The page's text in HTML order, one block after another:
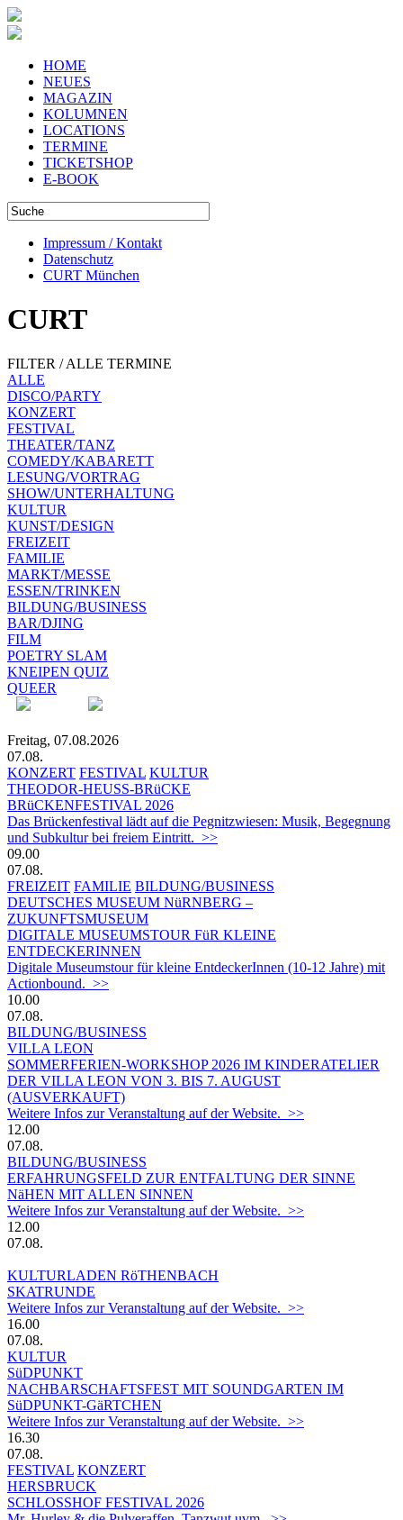
HOME
NEUES
MAGAZIN
KOLUMNEN
LOCATIONS
TERMINE
TICKETSHOP
E-BOOK
Impressum / Kontakt
Datenschutz
CURT München
CURT
FILTER / ALLE TERMINE
ALLE
DISCO/PARTY
KONZERT
FESTIVAL
THEATER/TANZ
COMEDY/KABARETT
LESUNG/VORTRAG
SHOW/UNTERHALTUNG
KULTUR
KUNST/DESIGN
FREIZEIT
FAMILIE
MARKT/MESSE
ESSEN/TRINKEN
BILDUNG/BUSINESS
BAR/DJING
FILM
POETRY SLAM
KNEIPEN QUIZ
QUEER
Freitag, 07.08.2026
07.08.
KONZERT FESTIVAL KULTUR
THEODOR-HEUSS-BRüCKE
BRüCKENFESTIVAL 2026
Das Brückenfestival lädt auf die Pegnitzwiesen: Musik, Begegnung
und Subkultur bei freiem Eintritt. >>
09.00
07.08.
FREIZEIT FAMILIE BILDUNG/BUSINESS
DEUTSCHES MUSEUM NüRNBERG –
ZUKUNFTSMUSEUM
DIGITALE MUSEUMSTOUR FüR KLEINE
ENTDECKERINNEN
Digitale Museumstour für kleine EntdeckerInnen (10-12 Jahre) mit
Actionbound. >>
10.00
07.08.
BILDUNG/BUSINESS
VILLA LEON
SOMMERFERIEN-WORKSHOP 2026 IM KINDERATELIER
DER VILLA LEON VON 3. BIS 7. AUGUST
(AUSVERKAUFT)
Weitere Infos zur Veranstaltung auf der Website. >>
12.00
07.08.
BILDUNG/BUSINESS
ERFAHRUNGSFELD ZUR ENTFALTUNG DER SINNE
NäHEN MIT ALLEN SINNEN
Weitere Infos zur Veranstaltung auf der Website. >>
12.00
07.08.
KULTURLADEN RöTHENBACH
SKATRUNDE
Weitere Infos zur Veranstaltung auf der Website. >>
16.00
07.08.
KULTUR
SüDPUNKT
NACHBARSCHAFTSFEST MIT SOUNDGARTEN IM
SüDPUNKT-GäRTCHEN
Weitere Infos zur Veranstaltung auf der Website. >>
16.30
07.08.
FESTIVAL KONZERT
HERSBRUCK
SCHLOSSHOF FESTIVAL 2026